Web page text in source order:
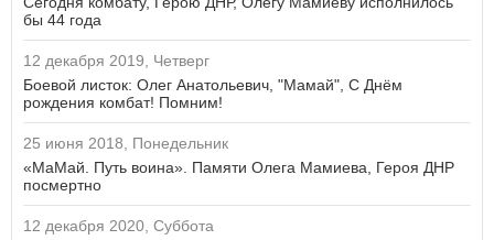
бы 44 года
12 декабря 2019, Четверг
Боевой листок: Олег Анатольевич, "Мамай", С Днём
рождения комбат! Помним!
25 июня 2018, Понедельник
«МаМай. Путь воина». Памяти Олега Мамиева, Героя ДНР
посмертно
12 декабря 2020, Суббота